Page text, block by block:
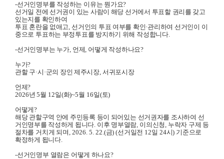
-선거인명부를 작성하는 이유는 뭔가요?
선거일 전에 선거권이 있는 사람이 해당 선거에서 투표할 권리를 갖고
있는지를 확인하여
투표 혼란을 없애고, 선거인의 투표 여부를 확인·관리하여 선거인이 이
중으로 투표하는 부정투표를 방지하기 위해 작성합니다.
-선거인명부는 누가, 언제, 어떻게 작성하나요?
누가?
관할 구·시 ·군의 장인 제주시장, 서귀포시장
언제?
2026년5월 12일(화)~5월 16일(토)
어떻게?
해당 관할구역 안에 주민등록 등이 되어있는 선거권자를 조사하여 선
거인명부를 작성하게 됩니다. 이후 명부열람, 이의신청, 누락자 구제 등
절차를 거치게 되며, 2026. 5. 22.(금) (선거일전 12일 24시) 기준으로
확정하게 됩니다.
-선거인명부 열람은 어떻게 하나요?